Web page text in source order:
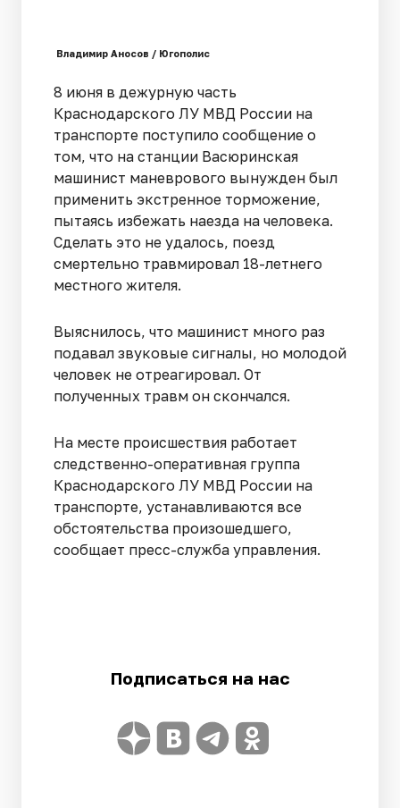
Владимир Аносов / Югополис
8 июня в дежурную часть
Краснодарского ЛУ МВД России на
транспорте поступило сообщение о
том, что на станции Васюринская
машинист маневрового вынужден был
применить экстренное торможение,
пытаясь избежать наезда на человека.
Сделать это не удалось, поезд
смертельно травмировал 18-летнего
местного жителя.
Выяснилось, что машинист много раз
подавал звуковые сигналы, но молодой
человек не отреагировал. От
полученных травм он скончался.
На месте происшествия работает
следственно-оперативная группа
Краснодарского ЛУ МВД России на
транспорте, устанавливаются все
обстоятельства произошедшего,
сообщает пресс-служба управления.
Подписаться на нас